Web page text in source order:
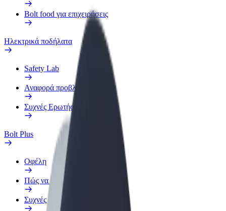
Bolt food για επιχειρήσεις
Ηλεκτρικά ποδήλατα
Safety Lab
Αναφορά προβλήματος
Συχνές Ερωτήσεις
Bolt Plus
Οφέλη
Πώς να συμμετάσχετε
Συχνές Ερωτήσεις